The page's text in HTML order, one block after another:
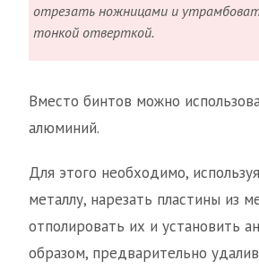
отрезать ножницами и
тонкой отверткой.
Вместо бинтов можно
алюминий.
Для этого необходимо,
металлу, нарезать пластины из
отполировать их и установить
образом, предварительно